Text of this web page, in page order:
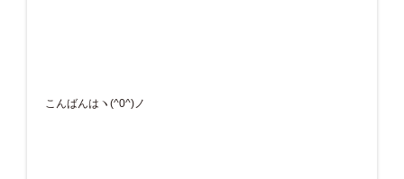
こんばんはヽ(^0^)ノ